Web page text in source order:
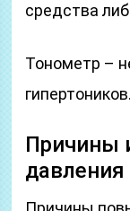
средства
Тонометр –
гипертоников.
Причины
давления